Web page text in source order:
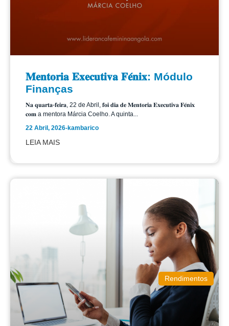
𝐌𝐞𝐧𝐭𝐨𝐫𝐢𝐚 𝐄𝐱𝐞𝐜𝐮𝐭𝐢𝐯𝐚 𝐅𝐞́𝐧𝐢𝐱: Módulo
Finanças
𝐍𝐚 𝐪𝐮𝐚𝐫𝐭𝐚-𝐟𝐞𝐢𝐫𝐚, 22 de Abril, 𝐟𝐨𝐢 𝐝𝐢𝐚 𝐝𝐞 𝐌𝐞𝐧𝐭𝐨𝐫𝐢𝐚 𝐄𝐱𝐞𝐜𝐮𝐭𝐢𝐯𝐚 𝐅𝐞́𝐧𝐢𝐱
𝐜𝐨𝐦 a mentora Márcia Coelho. A quinta...
22 Abril, 2026-kambarico
LEIA MAIS
Rendimentos